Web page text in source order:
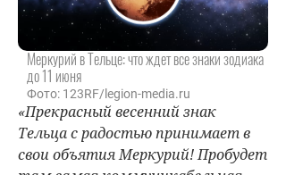
Меркурий в Тельце: что ждет все знаки зодиака
до 11 июня
Фото: 123RF/legion-media.ru
«Прекрасный весенний знак
Тельца с радостью принимает в
свои объятия Меркурий! Пробудет